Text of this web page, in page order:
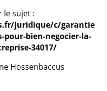
sujet :
juridique/c/garantie
pour-bien-negocier-la-
34017/
Hossenbaccus